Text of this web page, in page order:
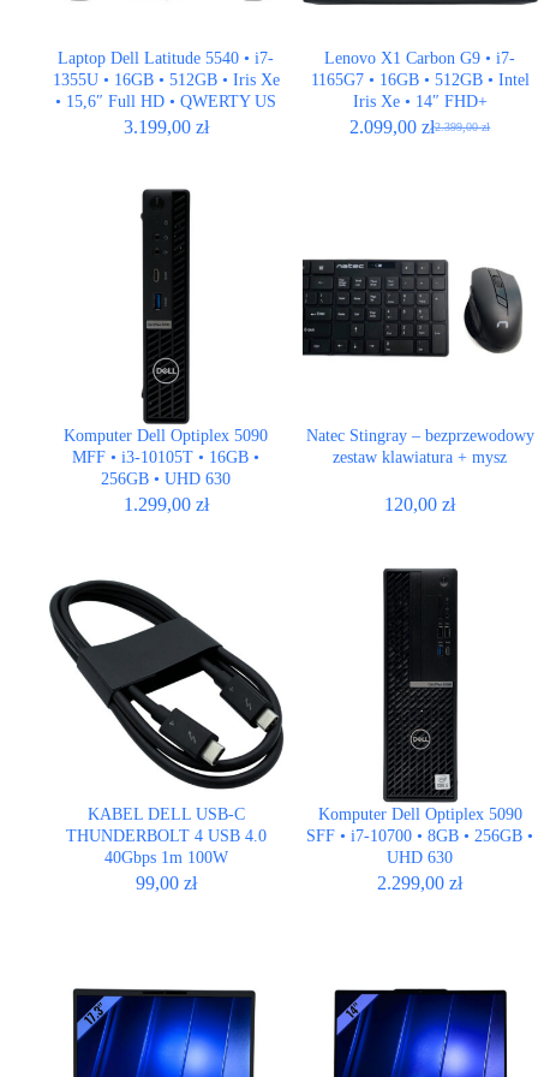
Laptop Dell Latitude 5540 • i7-
1355U • 16GB • 512GB • Iris Xe
• 15,6″ Full HD • QWERTY US
3.199,00 zł
Lenovo X1 Carbon G9 • i7-
1165G7 • 16GB • 512GB • Intel
Iris Xe • 14″ FHD+
2.399,00zł
Pierwotna
2.099,00zł
Aktualna
Komputer Dell Optiplex 5090
MFF • i3-10105T • 16GB •
256GB • UHD 630
1.299,00 zł
Natec Stingray – bezprzewodowy
zestaw klawiatura + mysz
120,00zł
KABEL DELL USB-C
THUNDERBOLT 4 USB 4.0
40Gbps 1m 100W
99,00 zł
Komputer Dell Optiplex 5090
SFF • i7-10700 • 8GB • 256GB •
UHD 630
2.299,00zł